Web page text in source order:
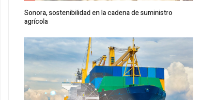
Sonora, sostenibilidad en la cadena de suministro
agrícola